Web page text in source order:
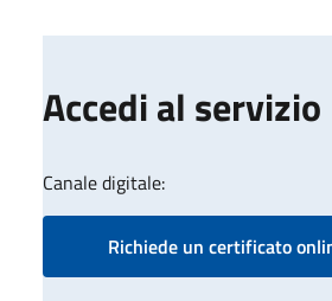
Accedi al servizio
Canale digitale:
Richiede un certificato